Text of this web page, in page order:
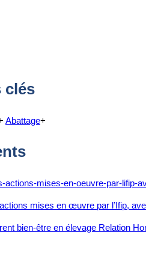
clés
Abattage+
mises en œuvre par l’Ifip,
bien-être en élevage Relation